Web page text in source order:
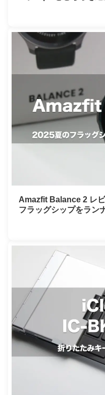
Amazfit Balance 2 レ
フラッグシップをラン